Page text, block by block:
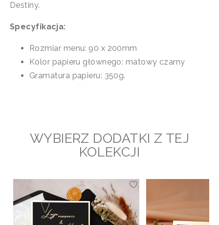
Destiny.
Specyfikacja:
Rozmiar menu: 90 x 200mm
Kolor papieru głównego: matowy czarny
Gramatura papieru: 350g.
WYBIERZ DODATKI Z TEJ
KOLEKCJI